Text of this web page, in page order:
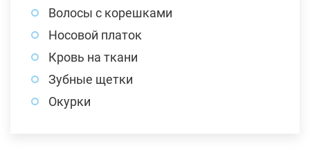
Волосы с корешками
Носовой платок
Кровь на ткани
Зубные щетки
Окурки